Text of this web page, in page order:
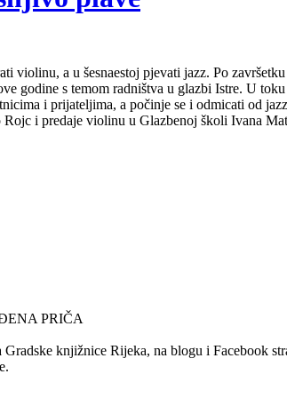
violinu, a u šesnaestoj pjevati jazz. Po
godine s temom radništva u glazbi Istre. U
i prijateljima, a počinje se i odmicati od
i predaje violinu u Glazbenoj školi Ivana
PRIČA
knjižnice Rijeka, na blogu i Facebook